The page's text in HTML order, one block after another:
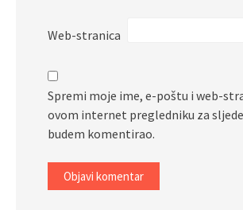
Web-stranica
Spremi moje ime, e-poštu i web-
ovom internet pregledniku za
budem komentirao.